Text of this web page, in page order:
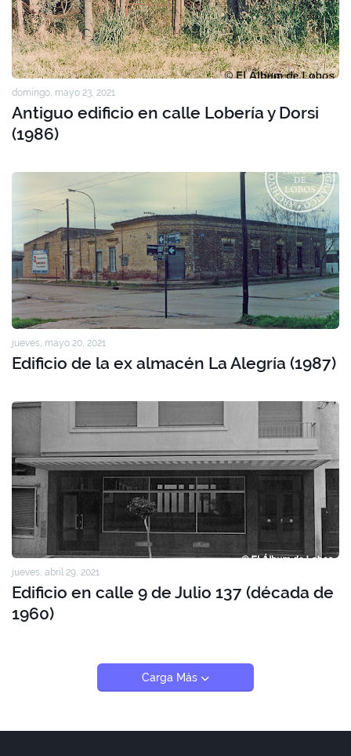
domingo, mayo 23, 2021
Antiguo edificio en calle Lobería y Dorsi
(1986)
jueves, mayo 20, 2021
Edificio de la ex almacén La Alegría (1987)
jueves, abril 29, 2021
Edificio en calle 9 de Julio 137 (década de
1960)
Carga Más